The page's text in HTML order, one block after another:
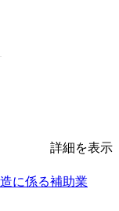
詳細を表示